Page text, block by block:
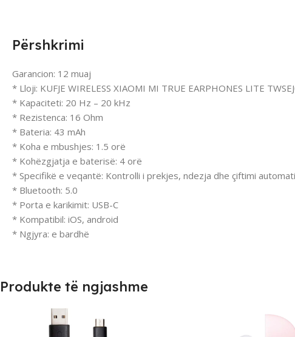
Përshkrimi
Garancion: 12 muaj
* Lloji: KUFJE WIRELESS XIAOMI MI TRUE EARPHONES LITE
* Kapaciteti: 20 Hz – 20 kHz
* Rezistenca: 16 Ohm
* Bateria: 43 mAh
* Koha e mbushjes: 1.5 orë
* Kohëzgjatja e baterisë: 4 orë
* Specifikë e veqantë: Kontrolli i prekjes, ndezja dhe çiftimi
* Bluetooth: 5.0
* Porta e karikimit: USB-C
* Kompatibil: iOS, android
* Ngjyra: e bardhë
Produkte të ngjashme